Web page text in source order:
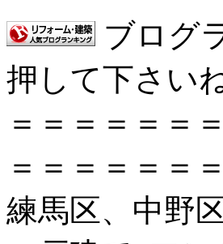
ブログ
押して下さい
＝＝＝＝＝＝
＝＝＝＝＝＝
練馬区、中野